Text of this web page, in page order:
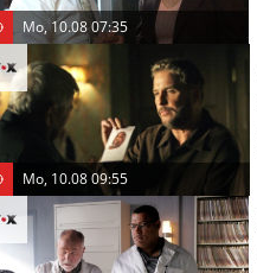
Mo, 10.08 07:35
Mo, 10.08 09:55